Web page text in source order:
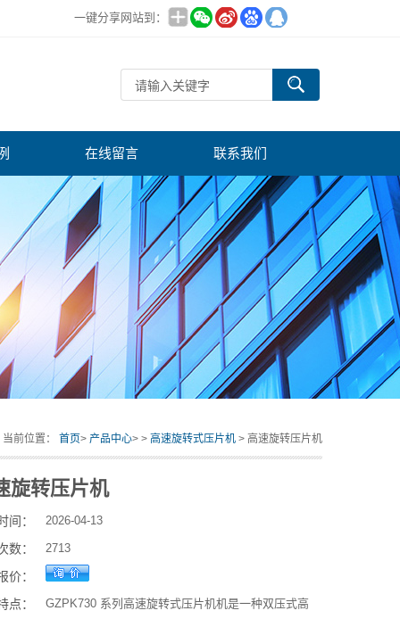
一键分享网站到：
在线留言 联系我们
当前位置： 首页> 产品中心> > 高速旋转式压片机 > 高速旋转压片机
旋转压片机
间： 2026-04-13
数： 2713
价：
点：
GZPK730 系列高速旋转式压片机机是一种双压式高